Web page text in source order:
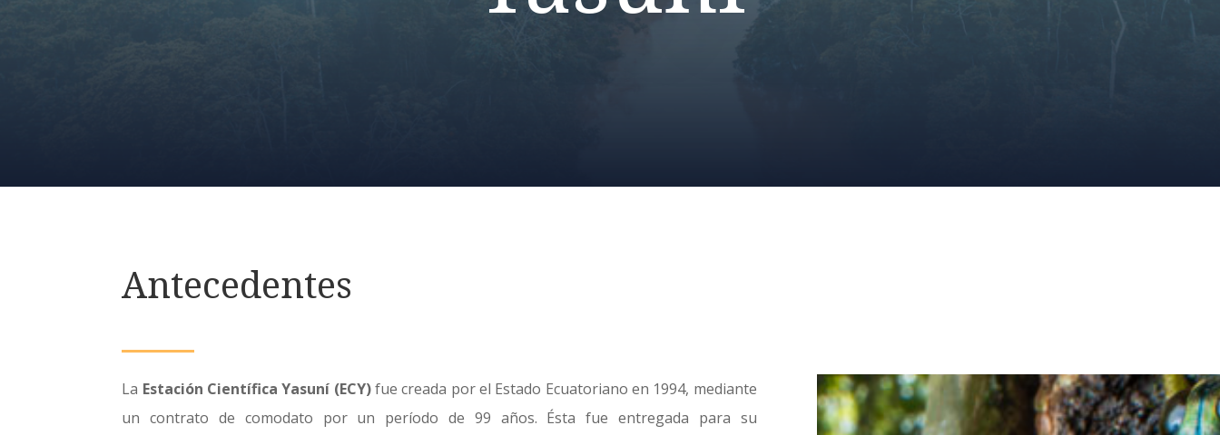
Antecedentes
La Estación Científica Yasuní (ECY)fue creada por el Estado Ecuatoriano en 1994, mediante
un contrato de comodato por un período de 99 años. Ésta fue entregada para su